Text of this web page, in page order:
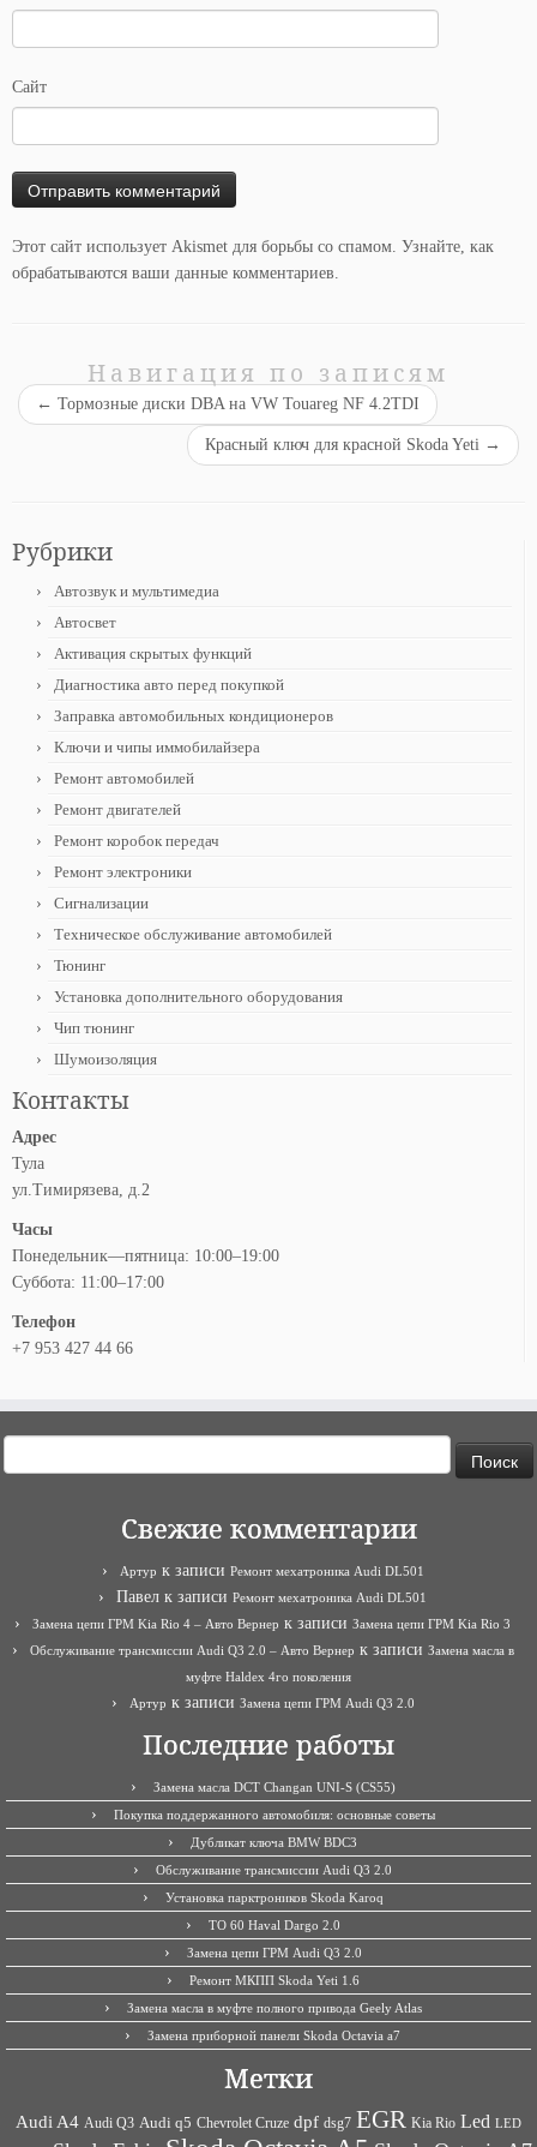
Сайт
Этот сайт использует Akismet для борьбы со спамом. Узнайте, как
обрабатываются ваши данные комментариев
Навигация по записям
← Тормозные диски DBA на VW Touareg NF 4.2TDI
Красный ключ для красной Skoda Yeti →
Рубрики
Автозвук и мультимедиа
Автосвет
Активация скрытых функций
Диагностика авто перед покупкой
Заправка автомобильных кондиционеров
Ключи и чипы иммобилайзера
Ремонт автомобилей
Ремонт двигателей
Ремонт коробок передач
Ремонт электроники
Сигнализации
Техническое обслуживание автомобилей
Тюнинг
Установка дополнительного оборудования
Чип тюнинг
Шумоизоляция
Контакты
Адрес
Тула
ул.Тимирязева, д.2
Часы
Понедельник—пятница: 10:00–19:00
Суббота: 11:00–17:00
Телефон
+7 953 427 44 66
Свежие комментарии
Артур к записи Ремонт мехатроника Audi DL501
Павел к записи Ремонт мехатроника Audi DL501
Замена цепи ГРМ Kia Rio 4 – Авто Вернер к записи Замена цепи ГРМ Kia Rio 3
Обслуживание трансмиссии Audi Q3 2.0 – Авто Вернер к записи Замена масла в
муфте Haldex 4го поколения
Артур к записи Замена цепи ГРМ Audi Q3 2.0
Последние работы
Замена масла DCT Changan UNI-S (CS55)
Покупка поддержанного автомобиля: основные советы
Дубликат ключа BMW BDC3
Обслуживание трансмиссии Audi Q3 2.0
Установка парктроников Skoda Karoq
ТО 60 Haval Dargo 2.0
Замена цепи ГРМ Audi Q3 2.0
Ремонт МКПП Skoda Yeti 1.6
Замена масла в муфте полного привода Geely Atlas
Замена приборной панели Skoda Octavia a7
Метки
Audi A4 Audi Q3 Audi q5 Chevrolet Cruze dpf dsg7 EGR Kia Rio Led LED